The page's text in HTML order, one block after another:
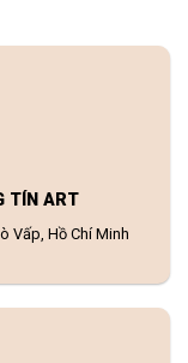
TÍN ART
Vấp, Hồ Chí Minh